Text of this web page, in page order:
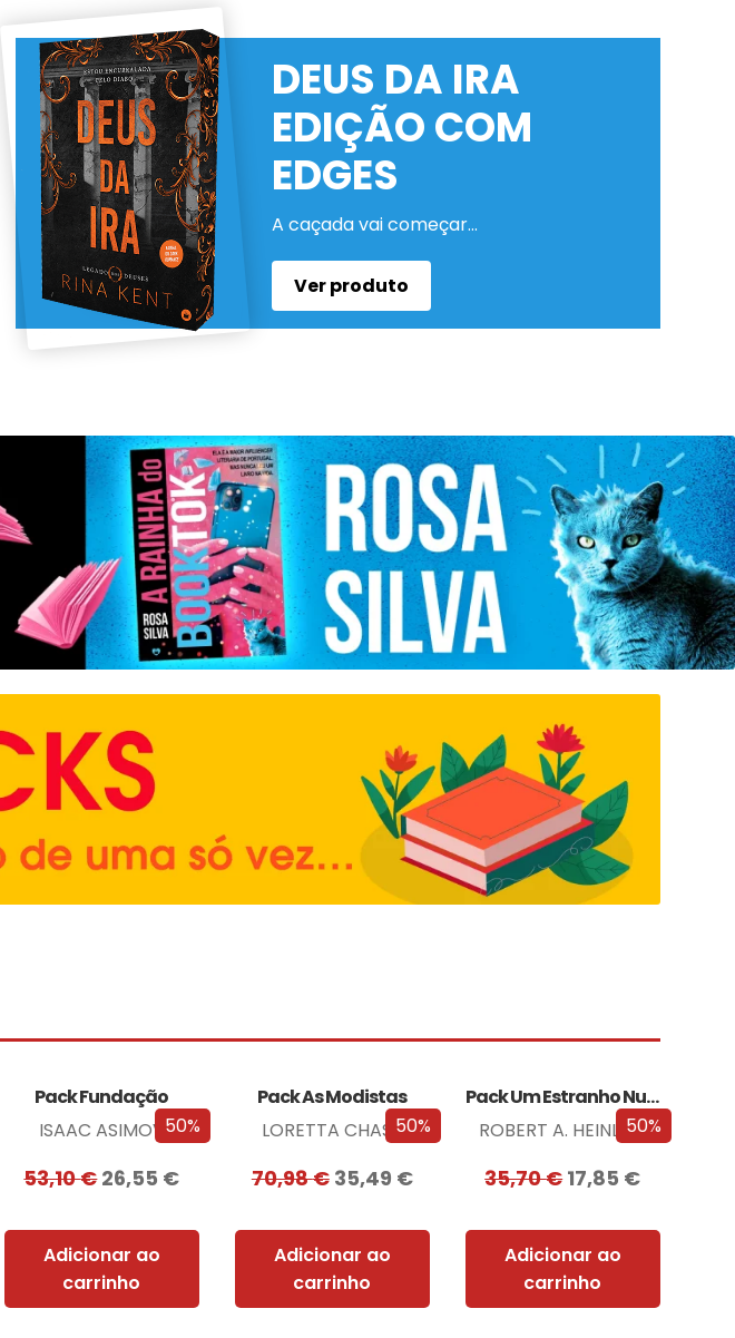
DEUS DA IRA
EDIÇÃO COM
EDGES
A caçada vai começar…
Ver produto
50%
Pack Fundação
ISAAC ASIMOV
53,10€26,55 €
Adicionar ao
carrinho
50%
Pack As Modistas
LORETTA CHASE
70,98€ 35,49 €
Adicionar ao
carrinho
50%
Pack Um Estranho Numa Terra Estranha
ROBERT A. HEINLEIN
35,70€17,85 €
Adicionar ao
carrinho